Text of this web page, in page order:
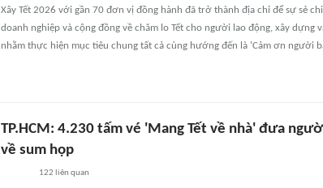
Xây Tết 2026 với gần 70 đơn vị đồng hành đã trở thành địa chỉ để sự sẻ
doanh nghiệp và cộng đồng về chăm lo Tết cho người lao động, xây dựng
nhằm thực hiện mục tiêu chung tất cả cùng hướng đến là 'Cảm ơn người
TP.HCM: 4.230 tấm vé 'Mang Tết về nhà' đưa
về sum họp
122 liên quan